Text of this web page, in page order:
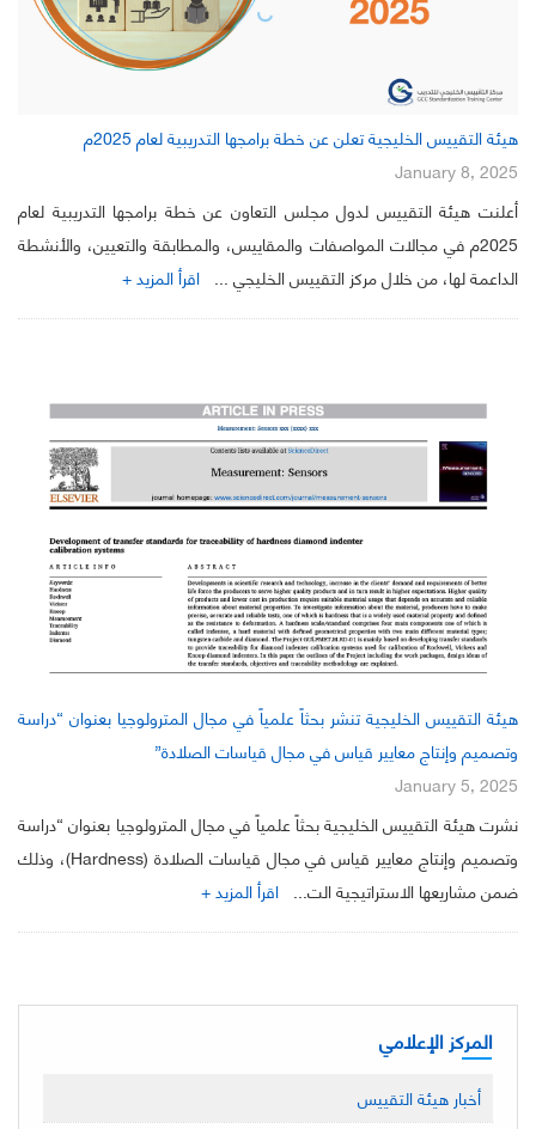
هيئة التقييس الخليجية تعلن عن خطة برامجها التدريبية لعام 2025م
January 8, 2025
أعلنت هيئة التقييس لدول مجلس التعاون عن خطة برامجها التدريبية لعام
2025م في مجالات المواصفات والمقاييس، والمطابقة والتعيين، والأنشطة
الداعمة لها، من خلال مركز التقييس الخليجي ... اقرأ المزيد +
هيئة التقييس الخليجية تنشر بحثاً علمياً في مجال المترولوجيا بعنوان “دراسة
وتصميم وإنتاج معايير قياس في مجال قياسات الصلادة”
January 5, 2025
نشرت هيئة التقييس الخليجية بحثاً علمياً في مجال المترولوجيا بعنوان “دراسة
وتصميم وإنتاج معايير قياس في مجال قياسات الصلادة (Hardness)، وذلك
ضمن مشاريعها الاستراتيجية الت... اقرأ المزيد +
المركز الإعلامي
أخبار هيئة التقييس